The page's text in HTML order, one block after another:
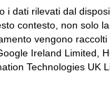
i dati rilevati dal
contesto, non solo
vengono
Ireland Limited,
Technologies